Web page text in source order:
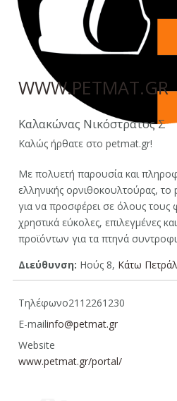
WWW.PETMAT.GR
Καλακώνας Νικόστρατος Σ
Καλώς ήρθατε στο petmat.gr!
Με πολυετή παρουσία και
ελληνικής ορνιθοκουλτούρας,
για να προσφέρει σε όλους τους
χρηστικά εύκολες, επιλεγμένες
προϊόντων για τα πτηνά
Διεύθυνση: Ηούς 8, Κάτω
Τηλέφωνο2112261230
E-mailinfo@petmat.gr
Website
www.petmat.gr/portal/